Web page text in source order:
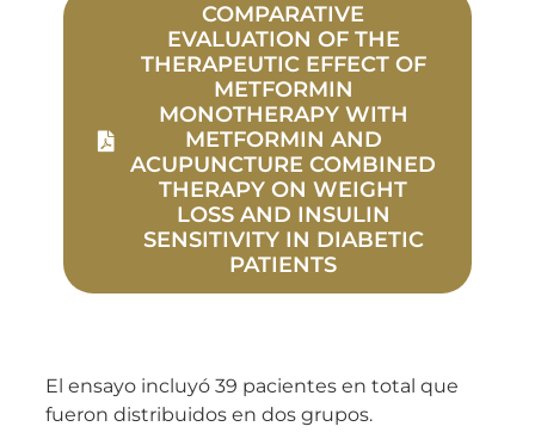
COMPARATIVE
EVALUATION OF THE
THERAPEUTIC EFFECT OF
METFORMIN
MONOTHERAPY WITH
METFORMIN AND
ACUPUNCTURE COMBINED
THERAPY ON WEIGHT
LOSS AND INSULIN
SENSITIVITY IN DIABETIC
PATIENTS
El ensayo incluyó 39 pacientes en total que
fueron distribuidos en dos grupos.